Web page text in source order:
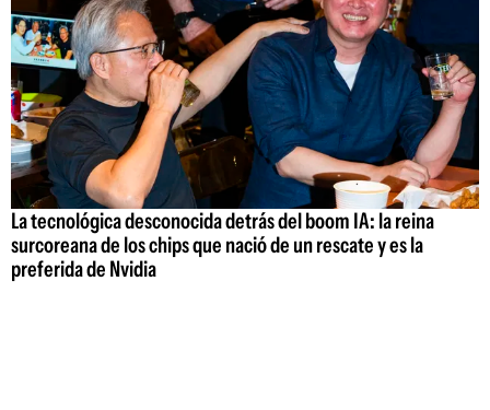
La tecnológica desconocida detrás del boom IA: la reina
surcoreana de los chips que nació de un rescate y es la
preferida de Nvidia